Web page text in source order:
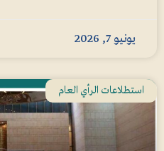
يونيو 7, 2026
استطلاعات الرأي العام